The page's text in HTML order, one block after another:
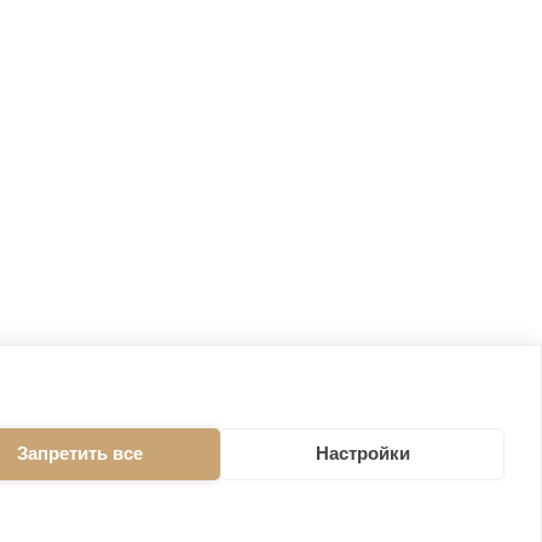
Запретить все Настройки